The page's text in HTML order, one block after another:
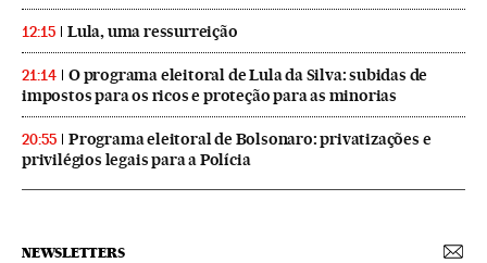
12:15 Lula, uma ressurreição
21:14
O programa eleitoral de Lula da Silva: subidas de
impostos para os ricos e proteção para as minorias
20:55
Programa eleitoral de Bolsonaro: privatizações e
privilégios legais para a Polícia
NEWSLETTERS